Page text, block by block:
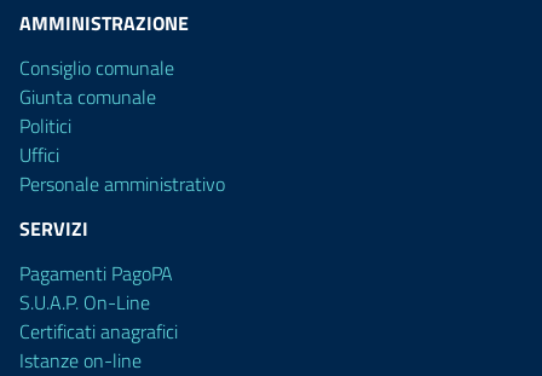
AMMINISTRAZIONE
Consiglio comunale
Giunta comunale
Politici
Uffici
Personale amministrativo
SERVIZI
Pagamenti PagoPA
S.U.A.P. On-Line
Certificati anagrafici
Istanze on-line